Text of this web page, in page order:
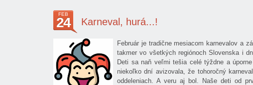
FEB
24 Karneval, hurá...!
Február je tradične mesiacom karnevalov a
takmer vo všetkých regiónoch Slovenska i
Deti sa naň veľmi tešia celé týždne a
niekoľko dní avizovala, že tohoročný
oddeleniach. A veru aj bol. Naše deti od